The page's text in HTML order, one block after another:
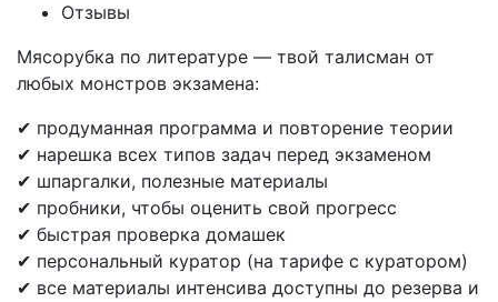
Отзывы
Мясорубка по литературе — твой талисман от
любых монстров экзамена:
✔ продуманная программа и повторение теории
✔ нарешка всех типов задач перед экзаменом
✔ шпаргалки, полезные материалы
✔ пробники, чтобы оценить свой прогресс
✔ быстрая проверка домашек
✔ персональный куратор (на тарифе с куратором)
✔ все материалы интенсива доступны до резерва и